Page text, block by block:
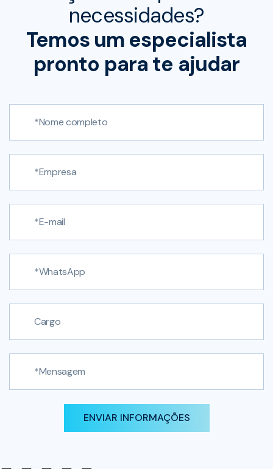
necessidades?
Temos um especialista
pronto para te ajudar
ENVIAR INFORMAÇÕES